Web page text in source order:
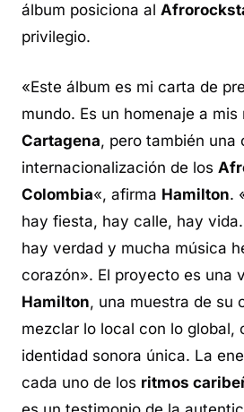
álbum posiciona al
privilegio.
«Este álbum es mi carta de
mundo. Es un homenaje a mis
Cartagena, pero también una
internacionalización de los
Colombia«, afirma Hamilton.
hay fiesta, hay calle, hay
hay verdad y mucha música
corazón». El proyecto es una
Hamilton, una muestra de su
mezclar lo local con lo global,
identidad sonora única. La
cada uno de los ritmos